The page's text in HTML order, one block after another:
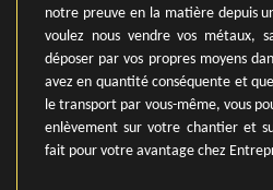
notre preuve en la matière depuis
voulez nous vendre vos métaux,
déposer par vos propres moyens
avez en quantité conséquente et
le transport par vous-même, vous
enlèvement sur votre chantier et
fait pour votre avantage chez